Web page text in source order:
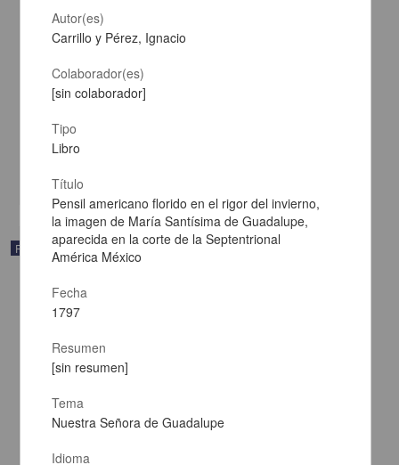
1797-09-23
Multidisciplina
Publicación periódica
Autor(es)
Carrillo y Pérez, Ignacio
Colaborador(es)
[sin colaborador]
Tipo
Libro
Título
Pensil americano florido en el rigor del invierno,
la imagen de María Santísima de Guadalupe,
aparecida en la corte de la Septentrional
América México
Fecha
1797
Resumen
[sin resumen]
Tema
Nuestra Señora de Guadalupe
Idioma